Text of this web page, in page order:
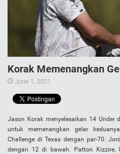
Korak Memenangkan
June 1, 2021
Jason Korak menyelesaikan 14
untuk memenangkan gelar
Challenge di Texas dengan par-70.
dengan 12 di bawah. Patton Kizzire,